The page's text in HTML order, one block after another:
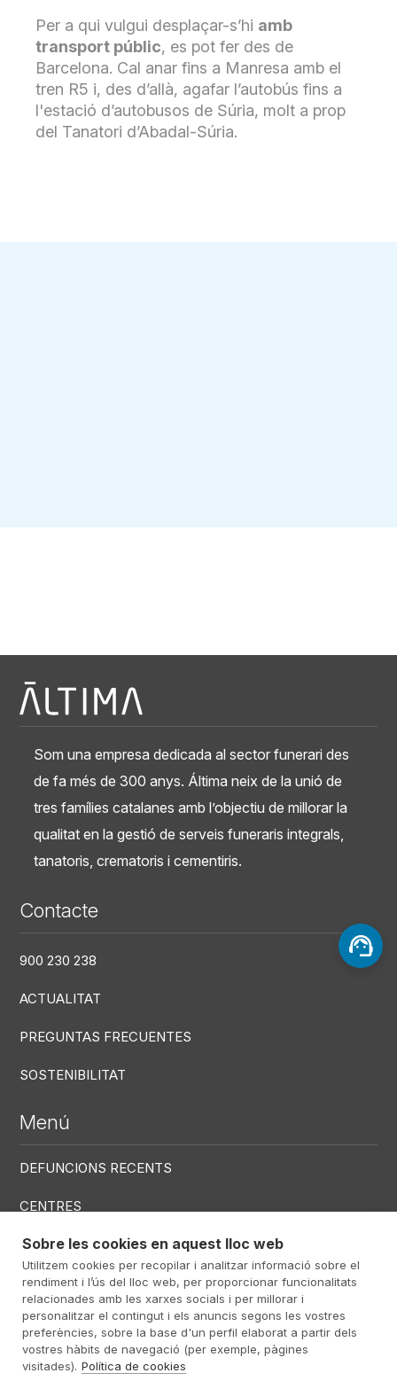
Per a qui vulgui desplaçar-s’hi amb
transport públic, es pot fer des de
Barcelona. Cal anar fins a Manresa amb el
tren R5 i, des d’allà, agafar l’autobús fins a
l'estació d’autobusos de Súria, molt a prop
del Tanatori d’Abadal-Súria.
Som una empresa dedicada al sector funerari des
de fa més de 300 anys. Áltima neix de la unió de
tres famílies catalanes amb l’objectiu de millorar la
qualitat en la gestió de serveis funeraris integrals,
tanatoris, crematoris i cementiris.
Contacte
900 230 238
ACTUALITAT
PREGUNTAS FRECUENTES
SOSTENIBILITAT
Menú
DEFUNCIONS RECENTS
CENTRES
SERVEIS
Menú RRSS
Footer Altima@ Álti­ma 2026
Sobre les cookies en aquest lloc web
Utilitzem cookies per recopilar i analitzar informació sobre el
rendiment i l’ús del lloc web, per proporcionar funcionalitats
relacionades amb les xarxes socials i per millorar i
personalitzar el contingut i els anuncis segons les vostres
preferències, sobre la base d'un perfil elaborat a partir dels
vostres hàbits de navegació (per exemple, pàgines
visitades). Política de cookies